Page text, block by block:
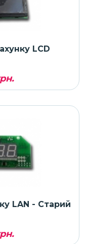
LCD
LAN - Старий